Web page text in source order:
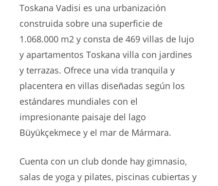
Toskana Vadisi es una urbanización
construida sobre una superficie de
1.068.000 m2 y consta de 469 villas de lujo
y apartamentos Toskana villa con jardines
y terrazas. Ofrece una vida tranquila y
placentera en villas diseñadas según los
estándares mundiales con el
impresionante paisaje del lago
Büyükçekmece y el mar de Mármara.
Cuenta con un club donde hay gimnasio,
salas de yoga y pilates, piscinas cubiertas y